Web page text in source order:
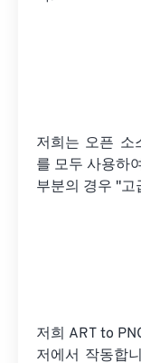
저희는 오픈 소
를 모두 사용하
부분의 경우 "고
저희 ART to
저에서 작동합